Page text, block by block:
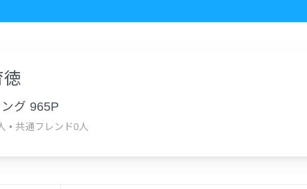
徳
ング 965P
• 共通フレンド0人